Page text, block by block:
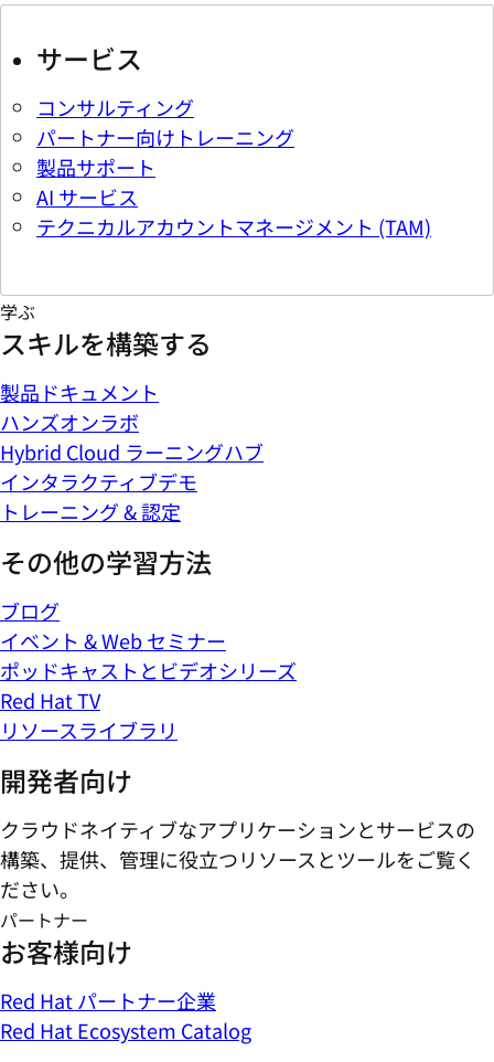
サービス
コンサルティング
パートナー向けトレーニング
製品サポート
AI サービス
テクニカルアカウントマネージメント (TAM)
学ぶ
スキルを構築する
製品ドキュメント
ハンズオンラボ
Hybrid Cloud ラーニングハブ
インタラクティブデモ
トレーニング & 認定
その他の学習方法
ブログ
イベント & Web セミナー
ポッドキャストとビデオシリーズ
Red Hat TV
リソースライブラリ
開発者向け
クラウドネイティブなアプリケーションとサービスの
構築、提供、管理に役立つリソースとツールをご覧く
ださい。
パートナー
お客様向け
Red Hat パートナー企業
Red Hat Ecosystem Catalog